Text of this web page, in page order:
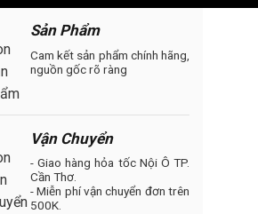
Sản Phẩm
Cam kết sản phẩm chính hãng,
nguồn gốc rõ ràng
Vận Chuyển
- Giao hàng hỏa tốc Nội Ô TP.
Cần Thơ.
- Miễn phí vận chuyển đơn trên
500K.